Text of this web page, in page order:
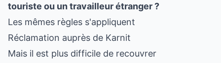
touriste ou un travailleur étranger ?
Les mêmes règles s'appliquent
Réclamation auprès de Karnit
Mais il est plus difficile de recouvrer